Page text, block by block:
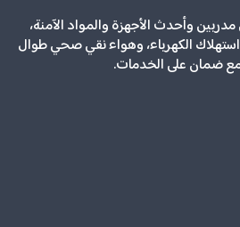
وأحدث الأجهزة والمواد الآمنة،
استهلاك الكهرباء، وهواء نقي صحي طوال